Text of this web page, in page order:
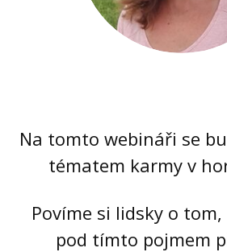
Na tomto webináři se
tématem karmy v
Povíme si lidsky o
pod tímto pojmem